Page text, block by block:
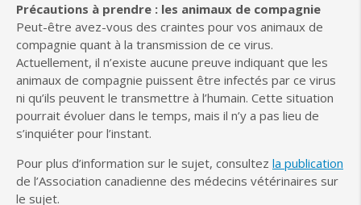
Précautions à prendre : les animaux de compagnie
Peut-être avez-vous des craintes pour vos animaux de
compagnie quant à la transmission de ce virus.
Actuellement, il n’existe aucune preuve indiquant que les
animaux de compagnie puissent être infectés par ce virus
ni qu’ils peuvent le transmettre à l’humain. Cette situation
pourrait évoluer dans le temps, mais il n’y a pas lieu de
s’inquiéter pour l’instant.
Pour plus d’information sur le sujet, consultez la publication
de l’Association canadienne des médecins vétérinaires sur
le sujet.